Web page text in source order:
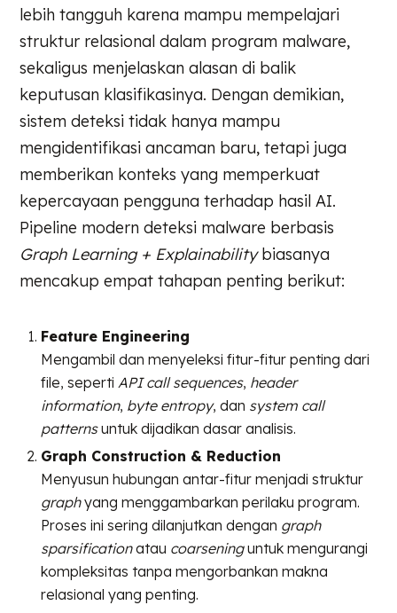
lebih tangguh karena mampu mempelajari
struktur relasional dalam program malware,
sekaligus menjelaskan alasan di balik
keputusan klasifikasinya. Dengan demikian,
sistem deteksi tidak hanya mampu
mengidentifikasi ancaman baru, tetapi juga
memberikan konteks yang memperkuat
kepercayaan pengguna terhadap hasil AI.
Pipeline modern deteksi malware berbasis
Graph Learning + Explainabilitybiasanya
mencakup empat tahapan penting berikut:
Feature Engineering
Mengambil dan menyeleksi fitur-fitur penting dari
file, sepertiAPI call sequences, header
information, byte entropy, dan system call
patternsuntuk dijadikan dasar analisis.
Graph Construction & Reduction
Menyusun hubungan antar-fitur menjadi struktur
graphyang menggambarkan perilaku program.
Proses ini sering dilanjutkan dengan graph
sparsificationatau coarseninguntuk mengurangi
kompleksitas tanpa mengorbankan makna
relasional yang penting.